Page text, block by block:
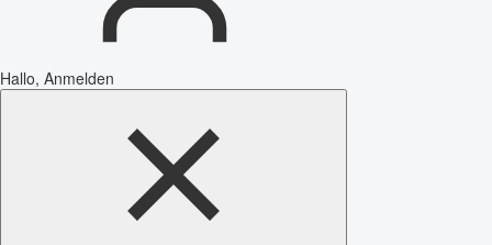
Hallo, Anmelden